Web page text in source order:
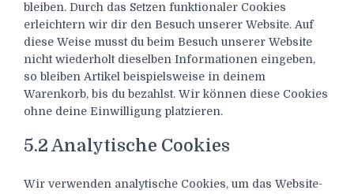
bleiben. Durch das Setzen funktionaler Cookies
erleichtern wir dir den Besuch unserer Website. Auf
diese Weise musst du beim Besuch unserer Website
nicht wiederholt dieselben Informationen eingeben,
so bleiben Artikel beispielsweise in deinem
Warenkorb, bis du bezahlst. Wir können diese Cookies
ohne deine Einwilligung platzieren.
5.2 Analytische Cookies
Wir verwenden analytische Cookies, um das Website-